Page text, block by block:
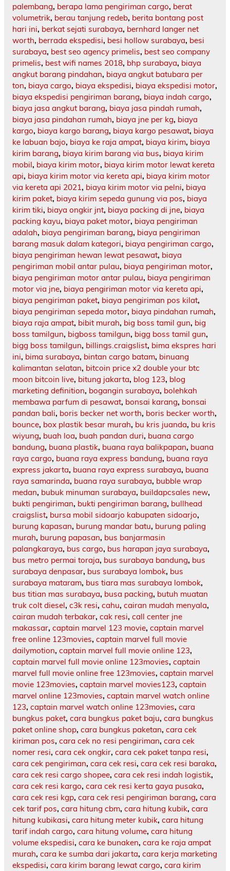
palembang, berapa lama pengiriman cargo, berat
volumetrik, berau tanjung redeb, berita bontang post
hari ini, berkat sejati surabaya, bernhard langer net
worth, berrada ekspedisi, besi hollow surabaya, besi
surabaya, best seo agency primelis, best seo company
primelis, best wifi names 2018, bhp surabaya, biaya
angkut barang pindahan, biaya angkut batubara per
ton, biaya cargo, biaya ekspedisi, biaya ekspedisi motor,
biaya ekspedisi pengiriman barang, biaya indah cargo,
biaya jasa angkut barang, biaya jasa pindah rumah,
biaya jasa pindahan rumah, biaya jne per kg, biaya
kargo, biaya kargo barang, biaya kargo pesawat, biaya
ke labuan bajo, biaya ke raja ampat, biaya kirim, biaya
kirim barang, biaya kirim barang via bus, biaya kirim
mobil, biaya kirim motor, biaya kirim motor lewat kereta
api, biaya kirim motor via kereta api, biaya kirim motor
via kereta api 2021, biaya kirim motor via pelni, biaya
kirim paket, biaya kirim sepeda gunung via pos, biaya
kirim tiki, biaya ongkir jnt, biaya packing di jne, biaya
packing kayu, biaya paket motor, biaya pengiriman
adalah, biaya pengiriman barang, biaya pengiriman
barang masuk dalam kategori, biaya pengiriman cargo,
biaya pengiriman hewan lewat pesawat, biaya
pengiriman mobil antar pulau, biaya pengiriman motor,
biaya pengiriman motor antar pulau, biaya pengiriman
motor via jne, biaya pengiriman motor via kereta api,
biaya pengiriman paket, biaya pengiriman pos kilat,
biaya pengiriman sepeda motor, biaya pindahan rumah,
biaya raja ampat, bibit murah, big boss tamil gun, big
boss tamilgun, bigboss tamilgun, bigg boss tamil gun,
bigg boss tamilgun, billings.craigslist, bima ekspres hari
ini, bima surabaya, bintan cargo batam, binuang
kalimantan selatan, bitcoin price x2 double your btc
moon bitcoin live, bitung jakarta, blog 123, blog
marketing definition, bogangin surabaya, bolehkah
membawa parfum di pesawat, bonsai karang, bonsai
pandan bali, boris becker net worth, boris becker worth,
bounce, box plastik besar murah, bu kris juanda, bu kris
wiyung, buah loa, buah pandan duri, buana cargo
bandung, buana plastik, buana raya balikpapan, buana
raya cargo, buana raya express bandung, buana raya
express jakarta, buana raya express surabaya, buana
raya samarinda, buana raya surabaya, bubble wrap
medan, bubuk minuman surabaya, buildapcsales new,
bukti pengiriman, bukti pengiriman barang, bullhead
craigslist, bursa mobil sidoarjo kabupaten sidoarjo,
burung kapasan, burung mandar batu, burung paling
murah, burung papasan, bus banjarmasin
palangkaraya, bus cargo, bus harapan jaya surabaya,
bus metro permai toraja, bus surabaya bandung, bus
surabaya denpasar, bus surabaya lombok, bus
surabaya mataram, bus tiara mas surabaya lombok,
bus titian mas surabaya, busa packing, butuh muatan
truk colt diesel, c3k resi, cahu, cairan mudah menyala,
cairan mudah terbakar, cak resi, call center jne
makassar, captain marvel 123 movie, captain marvel
free online 123movies, captain marvel full movie
dailymotion, captain marvel full movie online 123,
captain marvel full movie online 123movies, captain
marvel full movie online free 123movies, captain marvel
movie 123movies, captain marvel movies123, captain
marvel online 123movies, captain marvel watch online
123, captain marvel watch online 123movies, cara
bungkus paket, cara bungkus paket baju, cara bungkus
paket online shop, cara bungkus paketan, cara cek
kiriman pos, cara cek no resi pengiriman, cara cek
nomer resi, cara cek ongkir, cara cek paket tanpa resi,
cara cek pengiriman, cara cek resi, cara cek resi baraka,
cara cek resi cargo shopee, cara cek resi indah logistik,
cara cek resi kargo, cara cek resi kerta gaya pusaka,
cara cek resi kgp, cara cek resi pengiriman barang, cara
cek tarif pos, cara hitung cbm, cara hitung kubik, cara
hitung kubikasi, cara hitung meter kubik, cara hitung
tarif indah cargo, cara hitung volume, cara hitung
volume ekspedisi, cara ke bunaken, cara ke raja ampat
murah, cara ke sumba dari jakarta, cara kerja marketing
ekspedisi, cara kirim barang lewat cargo, cara kirim